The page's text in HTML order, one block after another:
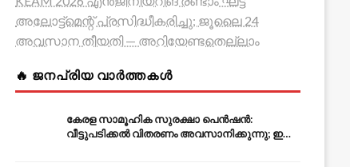
അലോട്ട്മെന്റ് പ്രസിദ്ധീകരിച്ചു; ജൂലൈ 24
അവസാന തീയതി — അറിയേണ്ടതെല്ലാം
🔥 ജനപ്രിയ വാർത്തകൾ
കേരള സാമൂഹിക സുരക്ഷാ പെൻഷൻ:
വീട്ടുപടിക്കൽ വിതരണം അവസാനിക്കുന്നു; ഇനി